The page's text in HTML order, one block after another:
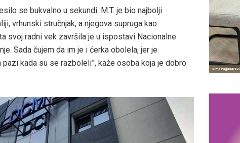
se bukvalno u sekundi. M.T. je bio najbolji
vrhunski stručnjak, a njegova supruga kao
svoj radni vek završila je u ispostavi Nacionalne
Sada čujem da im je i ćerka obolela, jer je
kada su se razboleli”, kaže osoba koja je dobro